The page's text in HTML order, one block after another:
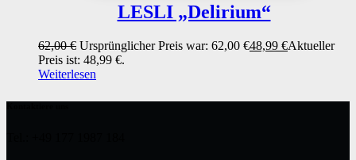
LESLI „Delirium“
62,00€ Ursprünglicher Preis war: 62,00 €48,99 €Aktueller
Preis ist: 48,99 €.
Weiterlesen